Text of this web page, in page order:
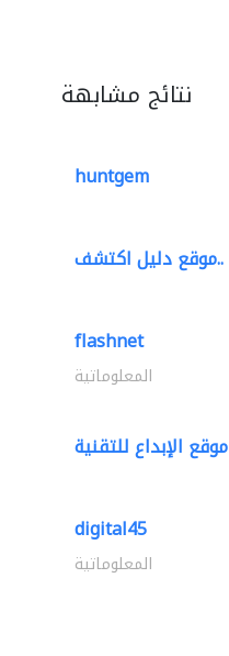
نتائج مشابهة
huntgem
موقع دليل اكتشف..
flashnet
المعلوماتية
موقع الإبداع للتقنية
digital45
المعلوماتية